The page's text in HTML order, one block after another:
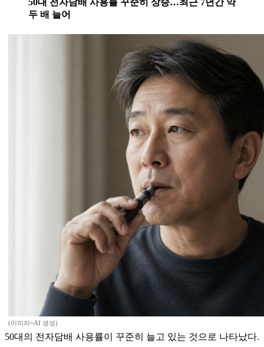
50대 전자담배 사용률 꾸준히 상승…최근 7년간 약
두 배 늘어
(이미지=AI 생성)
50대의 전자담배 사용률이 꾸준히 늘고 있는 것으로 나타났다.